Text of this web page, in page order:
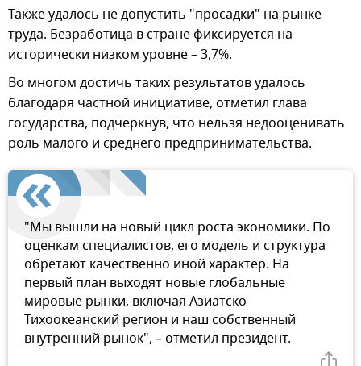
Также удалось не допустить "просадки" на рынке
труда. Безработица в стране фиксируется на
исторически низком уровне – 3,7%.
Во многом достичь таких результатов удалось
благодаря частной инициативе, отметил глава
государства, подчеркнув, что нельзя недооценивать
роль малого и среднего предпринимательства.
"Мы вышли на новый цикл роста экономики. По
оценкам специалистов, его модель и структура
обретают качественно иной характер. На
первый план выходят новые глобальные
мировые рынки, включая Азиатско-
Тихоокеанский регион и наш собственный
внутренний рынок", – отметил президент.